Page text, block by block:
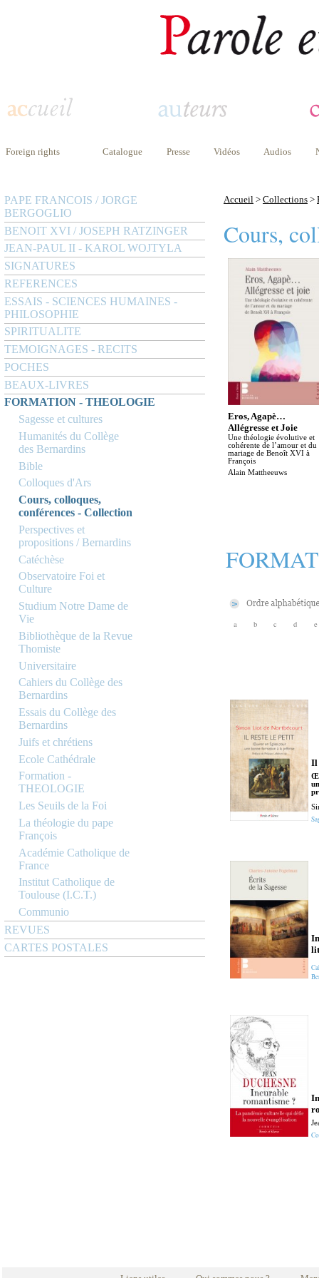
Foreign rights Catalogue Presse Vidéos Audios
PAPE FRANCOIS / JORGE
BERGOGLIO
BENOIT XVI / JOSEPH RATZINGER
JEAN-PAUL II - KAROL WOJTYLA
SIGNATURES
REFERENCES
ESSAIS - SCIENCES HUMAINES -
PHILOSOPHIE
SPIRITUALITE
TEMOIGNAGES - RECITS
POCHES
BEAUX-LIVRES
FORMATION - THEOLOGIE
Sagesse et cultures
Humanités du Collège
des Bernardins
Bible
Colloques d'Ars
Cours, colloques,
conférences - Collection
Perspectives et
propositions / Bernardins
Catéchèse
Observatoire Foi et
Culture
Studium Notre Dame de
Vie
Bibliothèque de la Revue
Thomiste
Universitaire
Cahiers du Collège des
Bernardins
Essais du Collège des
Bernardins
Juifs et chrétiens
Ecole Cathédrale
Formation -
THEOLOGIE
Les Seuils de la Foi
La théologie du pape
François
Académie Catholique de
France
Institut Catholique de
Toulouse (I.C.T.)
Communio
REVUES
CARTES POSTALES
Accueil > Collections >
Cours,
Eros, Agapè…
Allégresse et Joie
Une théologie évolutive et
cohérente de l’amour et du
mariage de Benoît XVI à
François
Alain Mattheeuws
a b c d e
Il